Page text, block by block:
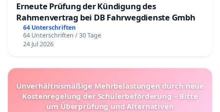
Erneute Prüfung der Kündigung des
Rahmenvertrag bei DB Fahrwegdienste Gmbh
64 Unterschriften
64 Unterschriften / 30 Tage
24 Jul 2026
Unverhältnismäßige Mehrbelastungen durch neue
Kostenregelung der Schülerbeförderung – Bitte
um Überprüfung und Alternativen